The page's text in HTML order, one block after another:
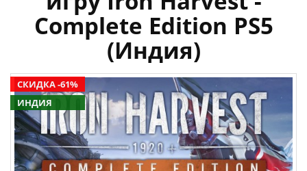
Complete Edition PS5
(Индия)
СКИДКА -61%
ИНДИЯ